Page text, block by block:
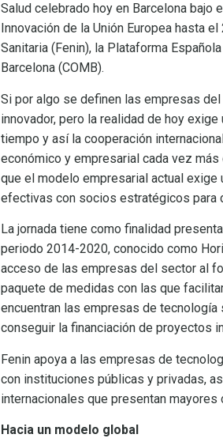
Salud celebrado hoy en Barcelona bajo
Innovación de la Unión Europea hasta
Sanitaria (Fenin), la Plataforma
Barcelona (COMB).
Si por algo se definen las empresas
innovador, pero la realidad de hoy
tiempo y así la cooperación
económico y empresarial cada vez
que el modelo empresarial actual
efectivas con socios estratégicos para
La jornada tiene como finalidad
periodo 2014-2020, conocido como
acceso de las empresas del sector al
paquete de medidas con las que
encuentran las empresas de
conseguir la financiación de proyectos
Fenin apoya a las empresas de
con instituciones públicas y privadas,
internacionales que presentan
Hacia un modelo global